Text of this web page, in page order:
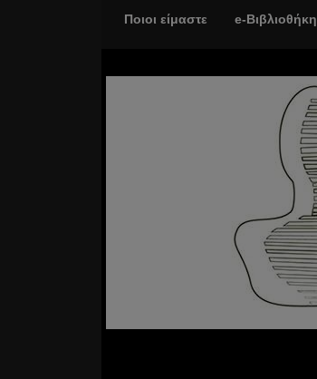
Ποιοι είμαστε e-Βιβλιοθήκη